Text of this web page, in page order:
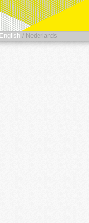
English / Nederlands